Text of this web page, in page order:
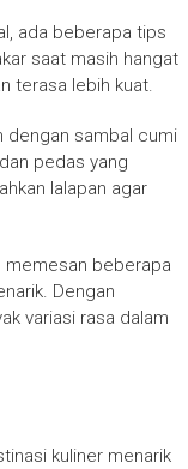
ada beberapa tips
saat masih hangat
terasa lebih kuat.
dengan sambal cumi
pedas yang
lalapan agar
memesan beberapa
Dengan
variasi rasa dalam
kuliner menarik